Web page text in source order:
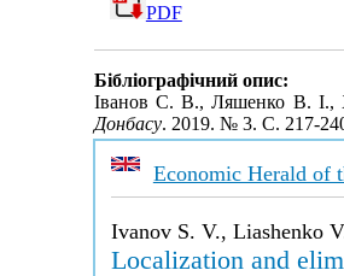
PDF
Бібліографічний опис:
Іванов С. В., Ляшенко В. І.,
Донбасу. 2019. № 3. С. 217-
Economic Herald of
Ivanov S. V., Liashenko
Localization and